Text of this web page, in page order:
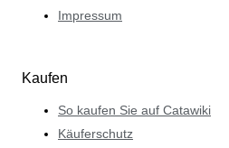
Impressum
Kaufen
So kaufen Sie auf Catawiki
Käuferschutz